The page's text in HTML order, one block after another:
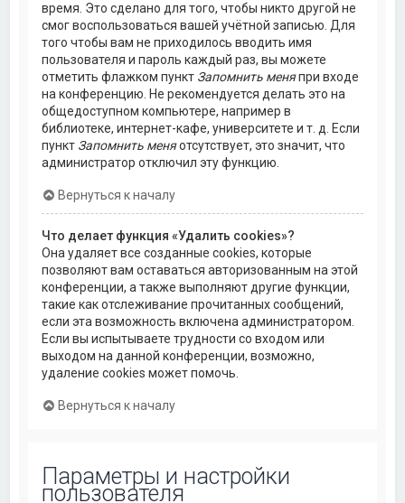
время. Это сделано для того, чтобы никто другой не
смог воспользоваться вашей учётной записью. Для
того чтобы вам не приходилось вводить имя
пользователя и пароль каждый раз, вы можете
отметить флажком пункт Запомнить меняпри входе
на конференцию. Не рекомендуется делать это на
общедоступном компьютере, например в
библиотеке, интернет-кафе, университете и т. д. Если
пункт Запомнить меняотсутствует, это значит, что
администратор отключил эту функцию.
Вернуться к началу
Что делает функция «Удалить cookies»?
Она удаляет все созданные cookies, которые
позволяют вам оставаться авторизованным на этой
конференции, а также выполняют другие функции,
такие как отслеживание прочитанных сообщений,
если эта возможность включена администратором.
Если вы испытываете трудности со входом или
выходом на данной конференции, возможно,
удаление cookies может помочь.
Вернуться к началу
Параметры и настройки
пользователя